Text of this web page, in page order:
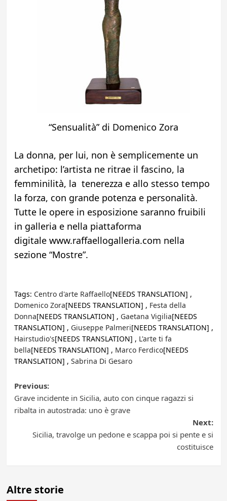
“Sensualità” di Domenico Zora
La donna, per lui, non è semplicemente un
archetipo: l’artista ne ritrae il fascino, la
femminilità, la tenerezza e allo stesso tempo
la forza, con grande potenza e personalità.
Tutte le opere in esposizione saranno fruibili
in galleria e nella piattaforma
digitale www.raffaellogalleria.com nella
sezione “Mostre”.
Tags: Centro d'arte Raffaello[NEEDS TRANSLATION] ,
Domenico Zora[NEEDS TRANSLATION] , Festa della
Donna[NEEDS TRANSLATION] , Gaetana Vigilia[NEEDS
TRANSLATION] , Giuseppe Palmeri[NEEDS TRANSLATION] ,
Hairstudio's[NEEDS TRANSLATION] , L'arte ti fa
bella[NEEDS TRANSLATION] , Marco Ferdico[NEEDS
TRANSLATION] , Sabrina Di Gesaro
Post
navigation
Previous:
Grave incidente in Sicilia, auto con cinque ragazzi si
ribalta in autostrada: uno è grave
Next:
Sicilia, travolge un pedone e scappa poi si pente e si
costituisce
Altre storie